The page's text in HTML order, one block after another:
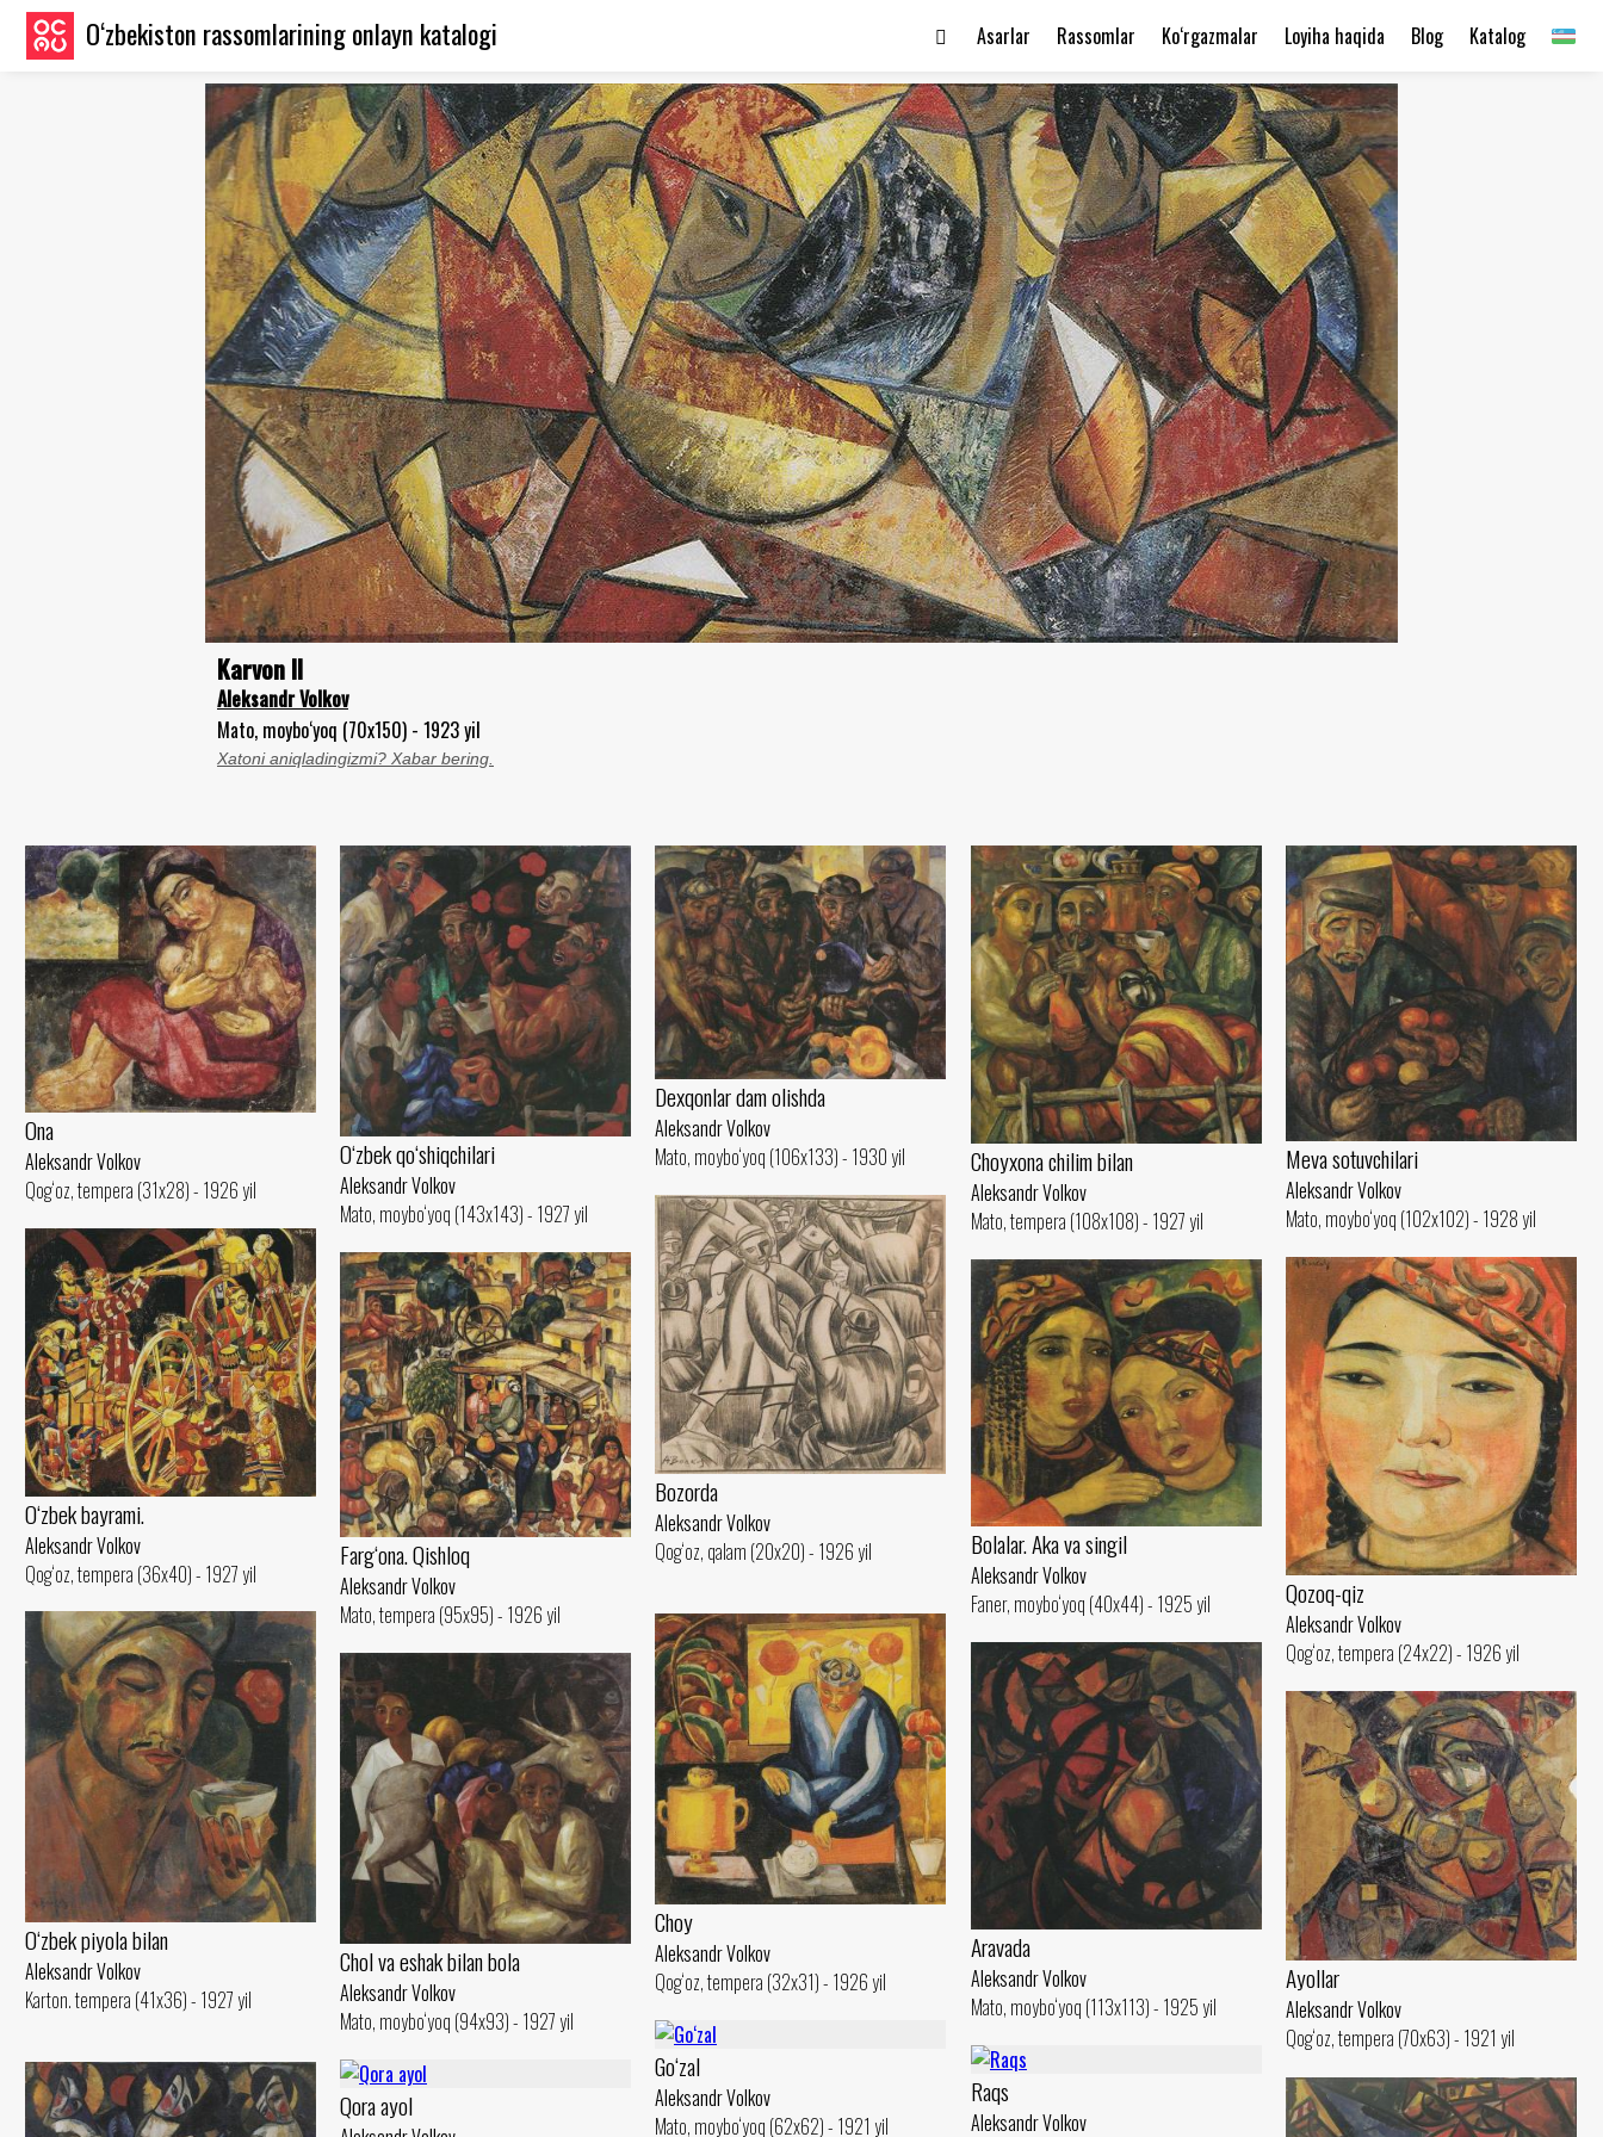
O‘zbekiston rassomlarining onlayn katalogi Katalog
Blog
Loyiha haqida
Ko‘rgazmalar
Rassomlar
Asarlar
Karvon II
Aleksandr Volkov
Mato, moybo‘yoq (70x150) - 1923 yil
Xatoni aniqladingizmi? Xabar bering.
Ona
Aleksandr Volkov
Qog‘oz, tempera (31x28) - 1926 yil
O‘zbek qo‘shiqchilari
Aleksandr Volkov
Mato, moybo‘yoq (143x143) - 1927 yil
Dexqonlar dam olishda
Aleksandr Volkov
Mato, moybo‘yoq (106x133) - 1930 yil
Choyxona chilim bilan
Aleksandr Volkov
Mato, tempera (108x108) - 1927 yil
Meva sotuvchilari
Aleksandr Volkov
Mato, moybo‘yoq (102x102) - 1928 yil
Bozorda
Aleksandr Volkov
Qog‘oz, qalam (20x20) - 1926 yil
O‘zbek bayrami.
Aleksandr Volkov
Qog‘oz, tempera (36x40) - 1927 yil
Farg‘ona. Qishloq
Aleksandr Volkov
Mato, tempera (95x95) - 1926 yil
Qozoq-qiz
Aleksandr Volkov
Qog‘oz, tempera (24x22) - 1926 yil
Bolalar. Aka va singil
Aleksandr Volkov
Faner, moybo‘yoq (40x44) - 1925 yil
O‘zbek piyola bilan
Aleksandr Volkov
Karton. tempera (41x36) - 1927 yil
Choy
Aleksandr Volkov
Qog‘oz, tempera (32x31) - 1926 yil
Aravada
Aleksandr Volkov
Mato, moybo‘yoq (113x113) - 1925 yil
Chol va eshak bilan bola
Aleksandr Volkov
Mato, moybo‘yoq (94x93) - 1927 yil
Ayollar
Aleksandr Volkov
Qog‘oz, tempera (70x63) - 1921 yil
Go‘zal
Aleksandr Volkov
Mato, moybo‘yoq (62x62) - 1921 yil
Raqs
Aleksandr Volkov
Qora ayol